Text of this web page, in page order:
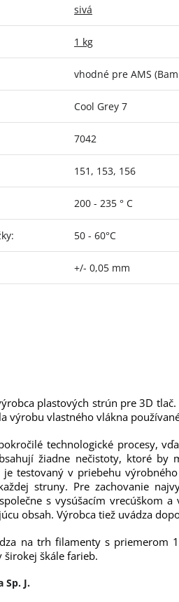
sivá
1 kg
vhodné pre AMS
Cool Grey 7
7042
151, 153, 156
200 - 235 ° C
: 50 - 60°C
+/- 0,05 mm
plastových strún pre 3D
výrobu vlastného vlákna
technologické procesy,
žiadne nečistoty, ktoré by
testovaný v priebehu
struny. Pre zachovanie
s vysúšacím vrecúškom
obsah. Výrobca tiež uvádza
na trh filamenty s priemerom
širokej škále farieb.
Sp. J.